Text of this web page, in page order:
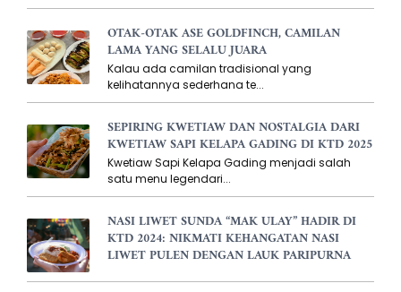
OTAK-OTAK ASE GOLDFINCH, CAMILAN
LAMA YANG SELALU JUARA
Kalau ada camilan tradisional yang
kelihatannya sederhana te...
SEPIRING KWETIAW DAN NOSTALGIA DARI
KWETIAW SAPI KELAPA GADING DI KTD 2025
Kwetiaw Sapi Kelapa Gading menjadi salah
satu menu legendari...
NASI LIWET SUNDA “MAK ULAY” HADIR DI
KTD 2024: NIKMATI KEHANGATAN NASI
LIWET PULEN DENGAN LAUK PARIPURNA